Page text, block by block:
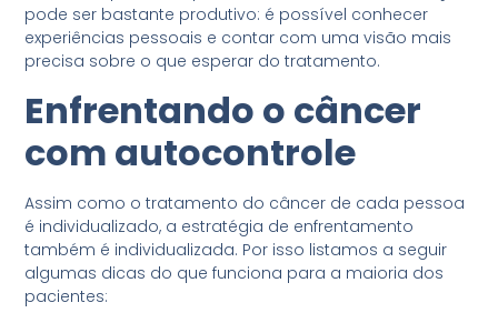
pode ser bastante produtivo: é possível conhecer
experiências pessoais e contar com uma visão mais
precisa sobre o que esperar do tratamento.
Enfrentando o câncer
com autocontrole
Assim como o tratamento do câncer de cada pessoa
é individualizado, a estratégia de enfrentamento
também é individualizada. Por isso listamos a seguir
algumas dicas do que funciona para a maioria dos
pacientes: